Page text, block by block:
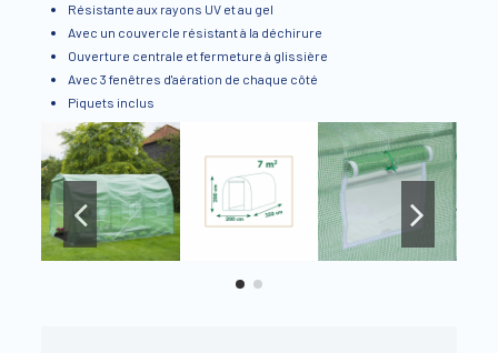
Résistante aux rayons UV et au gel
Avec un couvercle résistant à la déchirure
Ouverture centrale et fermeture à glissière
Avec 3 fenêtres d'aération de chaque côté
Piquets inclus